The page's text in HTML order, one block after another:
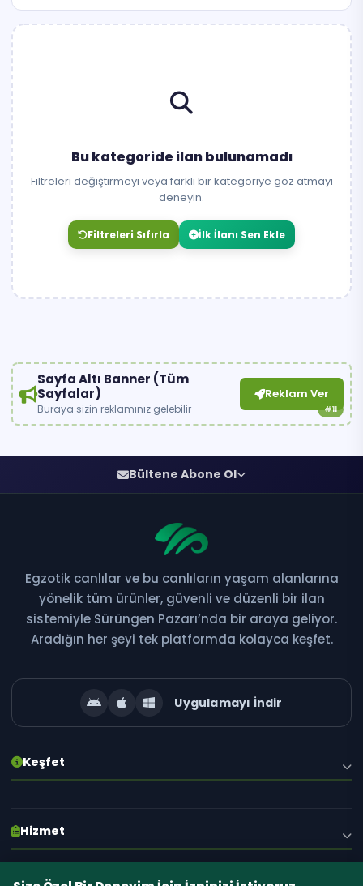
Bu kategoride ilan bulunamadı
Filtreleri değiştirmeyi veya farklı bir kategoriye göz atmayı
deneyin.
Filtreleri Sıfırla İlk İlanı Sen Ekle
#11
Sayfa Altı Banner (Tüm
Sayfalar)
Buraya sizin reklamınız gelebilir
Reklam Ver
Bültene Abone Ol
Bültene Abone Ol
Yeni ilanlar, kampanyalar ve özel fırsatlardan ilk siz
haberdar olun!
Abone Ol
E-posta adresiniz gizli tutulur. İstediğiniz zaman abonelikten çıkabilirsiniz.
Egzotik canlılar ve bu canlıların yaşam alanlarına
yönelik tüm ürünler, güvenli ve düzenli bir ilan
sistemiyle Sürüngen Pazarı’nda bir araya geliyor.
Aradığın her şeyi tek platformda kolayca keşfet.
Uygulamayı İndir
Keşfet
S.S.S.
Hizmet
İlanlar